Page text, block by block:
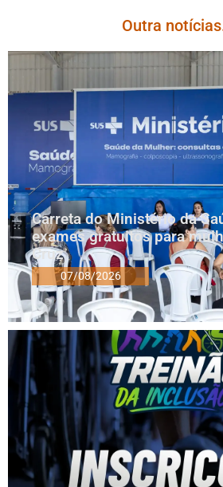
Outra
Carreta do Ministério da
exames gratuitos para
Cruz
07/08/2026